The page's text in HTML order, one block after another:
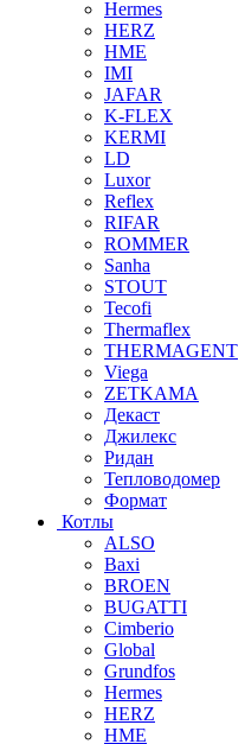
Hermes
HERZ
HME
IMI
JAFAR
K-FLEX
KERMI
LD
Luxor
Reflex
RIFAR
ROMMER
Sanha
STOUT
Tecofi
Thermaflex
THERMAGENT
Viega
ZETKAMA
Декаст
Джилекс
Ридан
Тепловодомер
Формат
Котлы
ALSO
Baxi
BROEN
BUGATTI
Cimberio
Global
Grundfos
Hermes
HERZ
HME